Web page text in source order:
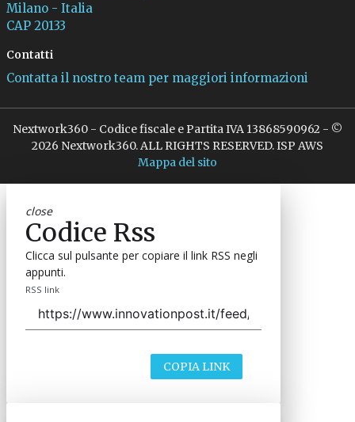
Milano - Italia
CAP 20133
Contatti
Contatta il nostro team per maggiori informazioni
Nextwork360 - Codice fiscale e Partita IVA 13868590962 - ©
2026 Nextwork360. ALL RIGHTS RESERVED. ISP AWS
Mappa del sito
close
Codice Rss
Clicca sul pulsante per copiare il link RSS negli
appunti.
RSS link
COPIA LINK